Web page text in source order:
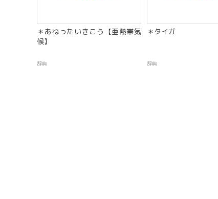
＊あねったいきこう【亜熱帯気
候】
辞典
＊タイガ
辞典